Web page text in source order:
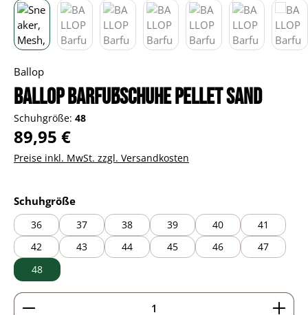
Ballop
BALLOP Barfußschuhe Pellet sand
Schuhgröße: 48
Regulärer Preis:
89,95 €
Preise inkl. MwSt. zzgl. Versandkosten
Schuhgrößeauswählen
36 37 38 39 40
41
42
43 44 45 46
47
48
Produkt Anzahl: Gib den gewünschten Wert ein